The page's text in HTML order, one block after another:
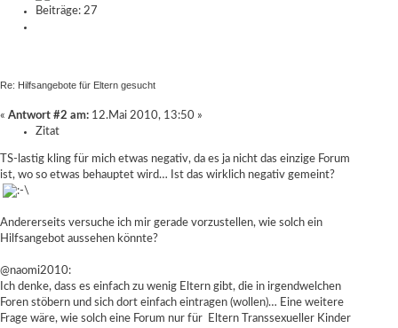
Beiträge: 27
Re: Hilfsangebote für Eltern gesucht
« Antwort #2 am: 12.Mai 2010, 13:50 »
Zitat
TS-lastig kling für mich etwas negativ, da es ja nicht das einzige Forum
ist, wo so etwas behauptet wird… Ist das wirklich negativ gemeint?
Andererseits versuche ich mir gerade vorzustellen, wie solch ein
Hilfsangebot aussehen könnte?
@naomi2010:
Ich denke, dass es einfach zu wenig Eltern gibt, die in irgendwelchen
Foren stöbern und sich dort einfach eintragen (wollen)… Eine weitere
Frage wäre, wie solch eine Forum nur für Eltern Transsexueller Kinder